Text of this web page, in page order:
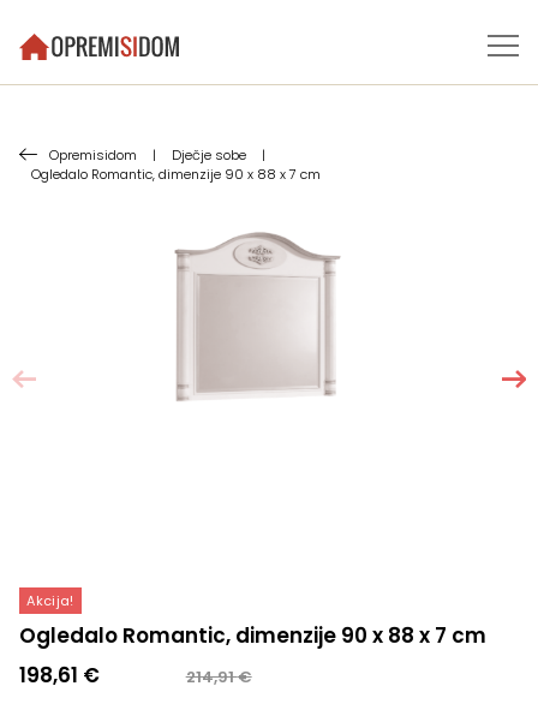
Opremisidom | Dječje sobe
|
Ogledalo Romantic, dimenzije 90 x 88 x 7 cm
Akcija!
Ogledalo Romantic, dimenzije 90 x 88 x 7 cm
214,91€
Izvorna
198,61 €
Trenutna